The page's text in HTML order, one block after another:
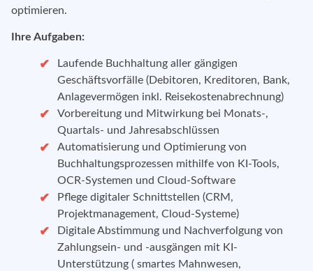
optimieren.
Ihre Aufgaben:
Laufende Buchhaltung aller gängigen
Geschäftsvorfälle (Debitoren, Kreditoren, Bank,
Anlagevermögen inkl. Reisekostenabrechnung)
Vorbereitung und Mitwirkung bei Monats-,
Quartals- und Jahresabschlüssen
Automatisierung und Optimierung von
Buchhaltungsprozessen mithilfe von KI-Tools,
OCR-Systemen und Cloud-Software
Pflege digitaler Schnittstellen (CRM,
Projektmanagement, Cloud-Systeme)
Digitale Abstimmung und Nachverfolgung von
Zahlungsein- und -ausgängen mit KI-
Unterstützung ( smartes Mahnwesen,